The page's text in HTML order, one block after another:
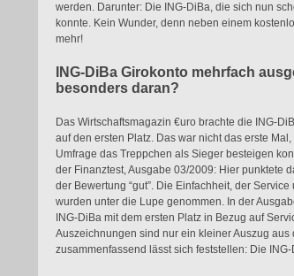
werden. Darunter: Die ING-DiBa, die sich nun
konnte. Kein Wunder, denn neben einem
mehr!
ING-DiBa Girokonto mehrfach
besonders daran?
Das Wirtschaftsmagazin €uro brachte die ING-
auf den ersten Platz. Das war nicht das erste
Umfrage das Treppchen als Sieger besteigen
der Finanztest, Ausgabe 03/2009: Hier punktete
der Bewertung “gut”. Die Einfachheit, der
wurden unter die Lupe genommen. In der
ING-DiBa mit dem ersten Platz in Bezug auf
Auszeichnungen sind nur ein kleiner Auszug
zusammenfassend lässt sich feststellen: Die